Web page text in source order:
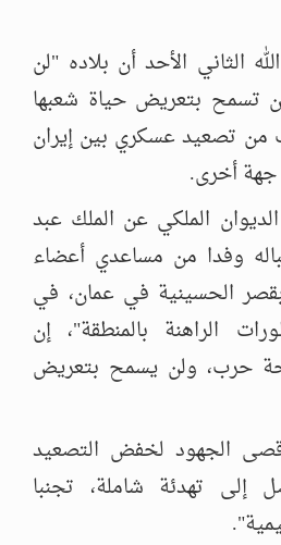
الثاني الأحد أن بلاده "لن
بتعريض حياة شعبها
تصعيد عسكري بين إيران
أخرى.
الملكي عن الملك عبد
وفدا من مساعدي أعضاء
الحسينية في عمان، في
الراهنة بالمنطقة"، إن
حرب، ولن يسمح بتعريض
الجهود لخفض التصعيد
إلى تهدئة شاملة، تجنبا